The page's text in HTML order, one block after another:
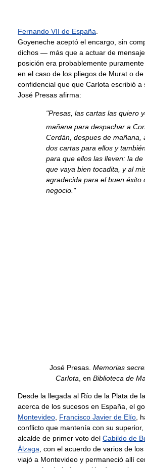
Fernando VII de España
Goyeneche aceptó el encargo, sin
dichos — más que a actuar de
posición era probablemente
en el caso de los pliegos de Murat o
confidencial que que Carlota escribió a
José Presas afirma:
"Presas, las cartas las quiero
mañana para despachar a
Cerdán, despues de mañana,
dos cartas para ellos y
para que ellos las lleven: la
que vaya bien tocadita, y al
agradecida para el buen éxito
negocio."
José Presas. Memorias
Carlota , en Biblioteca de
Desde la llegada al Río de la Plata de
acerca de los sucesos en España, el
Montevideo Francisco Javier de Elío ,
conflicto que mantenía con su
alcalde de primer voto del Cabildo de
Álzaga , con el acuerdo de varios de
viajó a Montevideo y permaneció allí